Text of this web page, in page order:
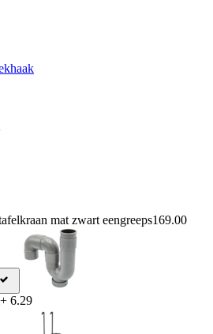
mat zwart eengreeps169.00
+ 6.29